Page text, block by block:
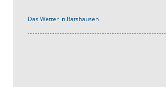
Das Wetter in Ratshausen